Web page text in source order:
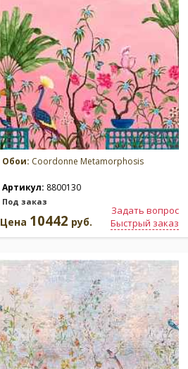
Обои: Coordonne Metamorphosis
Артикул: 8800130
Под заказ
Задать вопрос
Быстрый заказ
Цена 10442 руб.